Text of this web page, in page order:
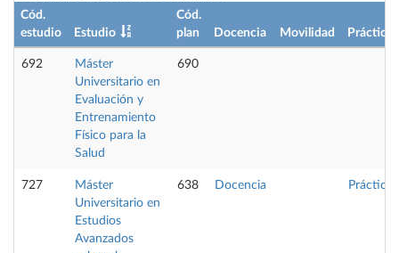
Cód.
estudio
Estudio
Cód.
plan
Docencia Movilidad Prácticas
692
Máster
Universitario en
Evaluación y
Entrenamiento
Físico para la
Salud
690
727
Máster
Universitario en
Estudios
Avanzados
638 Docencia Prácticas